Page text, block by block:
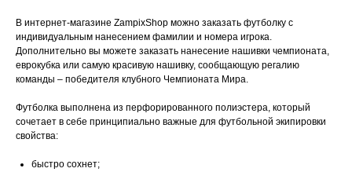
В интернет-магазине ZampixShop можно заказать футболку с
индивидуальным нанесением фамилии и номера игрока.
Дополнительно вы можете заказать нанесение нашивки чемпионата,
еврокубка или самую красивую нашивку, сообщающую регалию
команды – победителя клубного Чемпионата Мира.
Футболка выполнена из перфорированного полиэстера, который
сочетает в себе принципиально важные для футбольной экипировки
свойства:
быстро сохнет;